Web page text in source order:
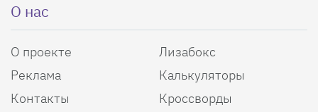
О нас
О проекте
Реклама
Контакты
Лизабокс
Калькуляторы
Кроссворды